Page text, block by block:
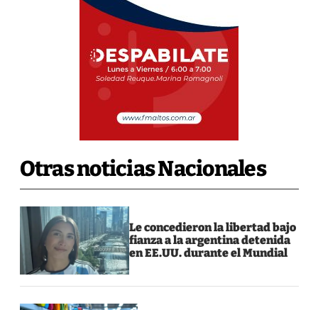
Otras noticias Nacionales
Le concedieron la libertad bajo
fianza a la argentina detenida
en EE.UU. durante el Mundial